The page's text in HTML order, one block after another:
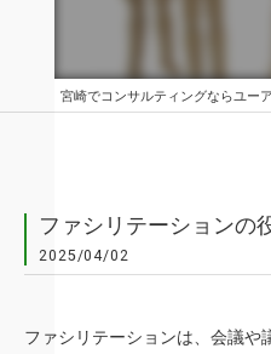
ファシリテーションの
2025/04/02
ファシリテーションは、会議や